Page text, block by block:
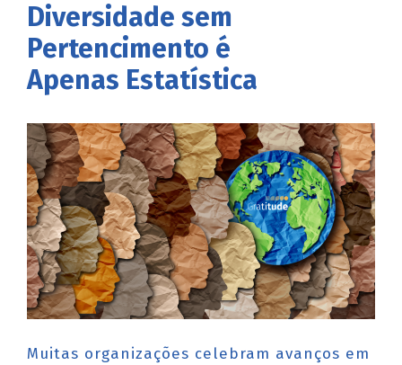
Diversidade sem
Pertencimento é
Apenas Estatística
Muitas organizações celebram avanços em